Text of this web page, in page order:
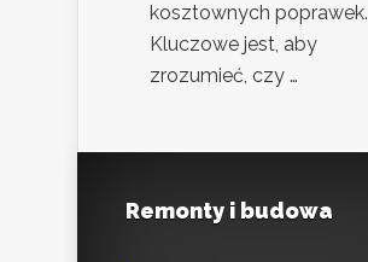
kosztownych poprawek.
Kluczowe jest, aby
zrozumieć, czy …
Remonty i budowa